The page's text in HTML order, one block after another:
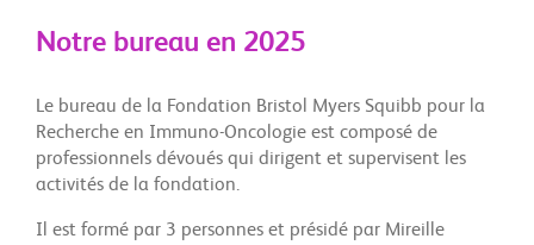
Notre bureau en 2025
Le bureau de la Fondation Bristol Myers Squibb pour la
Recherche en Immuno-Oncologie est composé de
professionnels dévoués qui dirigent et supervisent les
activités de la fondation.
Il est formé par 3 personnes et présidé par Mireille